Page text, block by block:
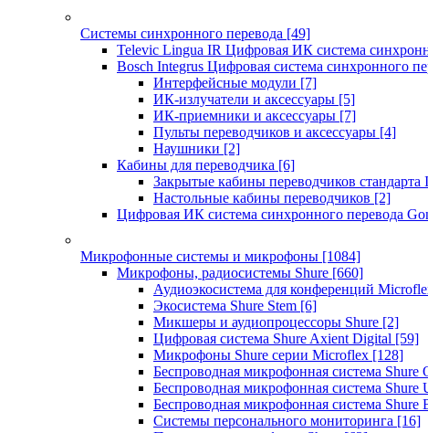
Системы синхронного перевода [49]
Televic Lingua IR Цифровая ИК система
Bosch Integrus Цифровая система синхронного
Интерфейсные модули [7]
ИК-излучатели и аксессуары [5]
ИК-приемники и аксессуары [7]
Пульты переводчиков и аксессуары [4]
Наушники [2]
Кабины для переводчика [6]
Закрытые кабины переводчиков стандарта
Настольные кабины переводчиков [2]
Цифровая ИК система синхронного перевода
Микрофонные системы и микрофоны [1084]
Микрофоны, радиосистемы Shure [660]
Аудиоэкосистема для конференций
Экосистема Shure Stem [6]
Микшеры и аудиопроцессоры Shure [2]
Цифровая система Shure Axient Digital [59]
Микрофоны Shure серии Microflex [128]
Беспроводная микрофонная система Shure
Беспроводная микрофонная система Shure
Беспроводная микрофонная система Shure
Системы персонального мониторинга [16]